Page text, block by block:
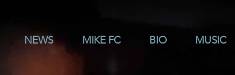
NEWS MIKE FC BIO MUSIC